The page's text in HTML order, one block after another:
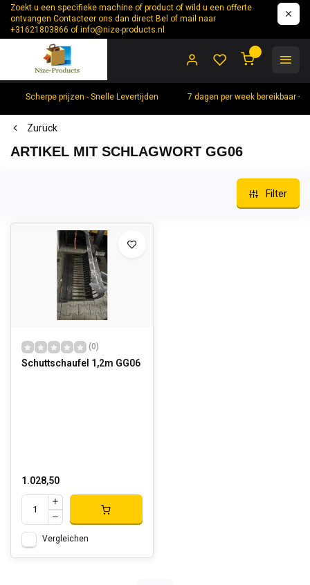
Zoekt u een specifieke machine of product of wild u een offerte
ontvangen Contacteer ons dan direct Bel of mail naar
+31621803866 ofinfo@nize-products.nl
Scherpe prijzen - Snelle Levertijden 7 dagen per week bereikbaar
Zurück
ARTIKEL MIT SCHLAGWORT GG06
Filter
(0)
Schuttschaufel 1,2m GG06
1.028,50
Vergleichen